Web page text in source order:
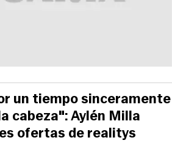
un tiempo sinceramente
cabeza": Aylén Milla
ofertas de realitys